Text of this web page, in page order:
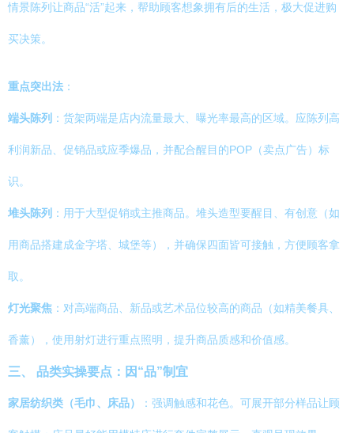
情景陈列让商品“活”起来，帮助顾客想象拥有后的生活，极大促进购
买决策。
重点突出法 ：
端头陈列 ：货架两端是店内流量最大、曝光率最高的区域。应陈列高
利润新品、促销品或应季爆品，并配合醒目的POP（卖点广告）标
识。
堆头陈列 ：用于大型促销或主推商品。堆头造型要醒目、有创意（如
用商品搭建成金字塔、城堡等），并确保四面皆可接触，方便顾客拿
取。
灯光聚焦 ：对高端商品、新品或艺术品位较高的商品（如精美餐具、
香薰），使用射灯进行重点照明，提升商品质感和价值感。
三、 品类实操要点：因“品”制宜
家居纺织类（毛巾、床品） ：强调触感和花色。可展开部分样品让顾